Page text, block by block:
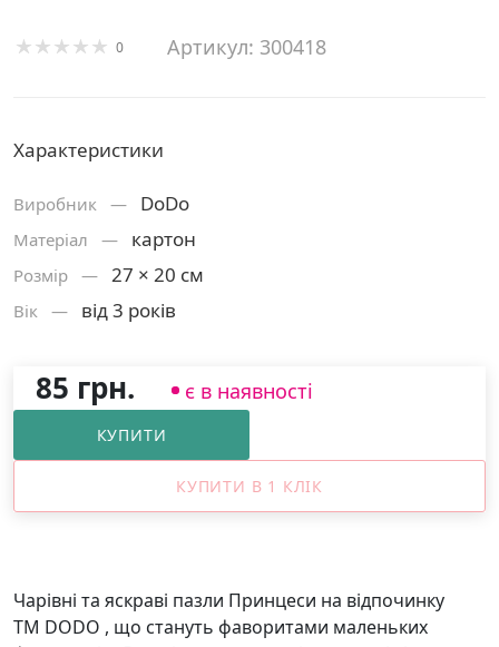
0 Артикул: 300418
Характеристики
Виробник — DoDo
Матерiал — картон
Розмiр — 27 × 20 см
Вік — від 3 років
85 грн. є в наявності
КУПИТИ
КУПИТИ В 1 КЛІК
Чарівні та яскраві пазли Принцеси на відпочинку
ТМ DODO , що стануть фаворитами маленьких